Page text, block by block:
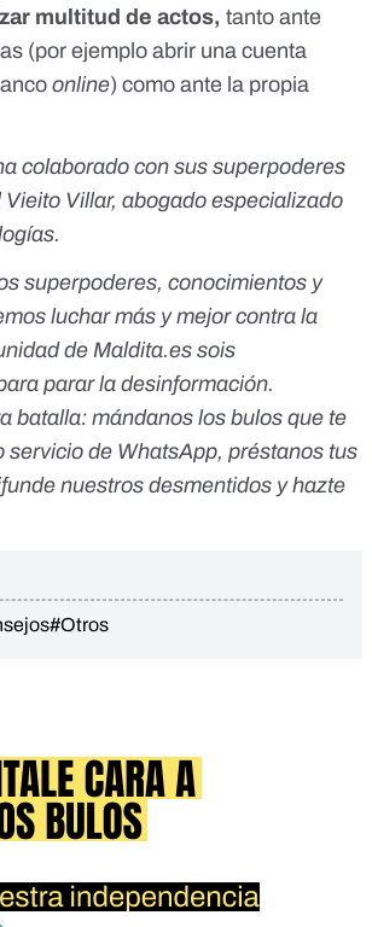
multitud de actos, tanto ante
(por ejemplo abrir una cuenta
online) como ante la propia
colaborado con sus superpoderes
Villar, abogado especializado
superpoderes, conocimientos y
luchar más y mejor contra la
de Maldita.es sois
parar la desinformación.
batalla: mándanos los bulos que te
servicio de WhatsApp, préstanos tus
nuestros desmentidos yhazte
#Otros